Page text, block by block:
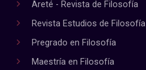
Areté - Revista de Filosofía
Revista Estudios de Filosofía
Pregrado en Filosofía
Maestría en Filosofía